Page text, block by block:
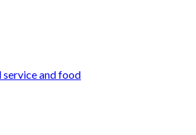
service and food